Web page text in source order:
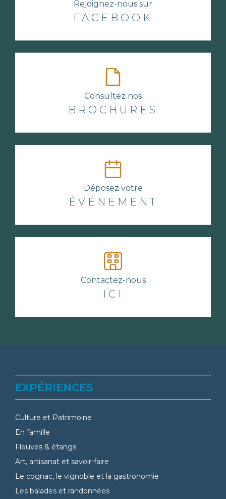
Rejoignez-nous sur
FACEBOOK
Consultez nos
BROCHURES
Déposez votre
ÉVÉNEMENT
Contactez-nous
ICI
EXPÉRIENCES
Culture et Patrimoine
En famille
Fleuves & étangs
Art, artisanat et savoir-faire
Le cognac, le vignoble et la gastronomie
Les balades et randonnées